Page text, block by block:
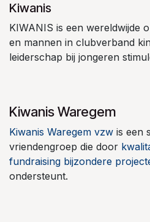
Kiwanis
KIWANIS is een wereldwijde
en mannen in clubverband
leiderschap bij jongeren
Kiwanis Waregem
Kiwanis Waregem vzw is een
vriendengroep die door
fundraising bijzondere
ondersteunt.